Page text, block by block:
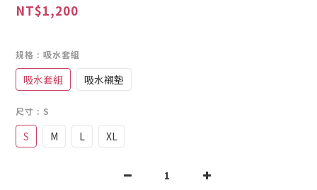
NT$1,200
規格 : 吸水套組
吸水套組 吸水襯墊
尺寸 : S
S M L XL